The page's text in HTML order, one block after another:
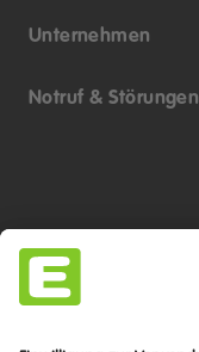
Unternehmen
Notruf & Störungen